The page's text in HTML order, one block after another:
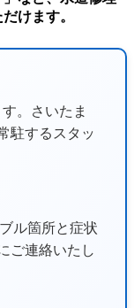
けます。
。さいたま
駐するスタッ
ル箇所と症状
ご連絡いたし